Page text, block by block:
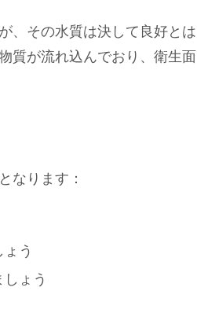
、その水質は決して良好とは
質が流れ込んでおり、衛生面
なります：
う
ょう